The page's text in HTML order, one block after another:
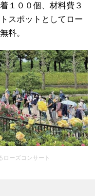
１００個、材料費３
スポットとしてロー
料。
ローズコンサート